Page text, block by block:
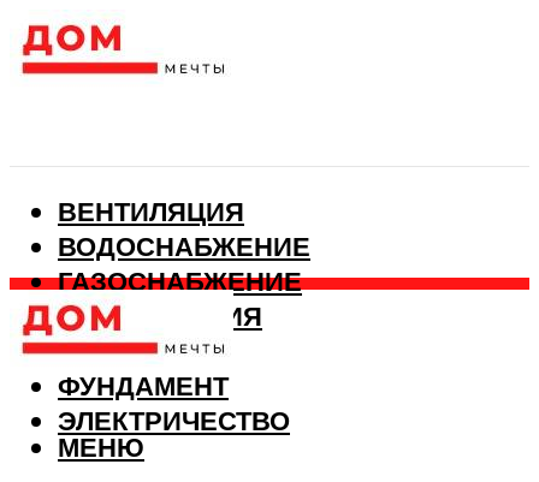
ВЕНТИЛЯЦИЯ
ВОДОСНАБЖЕНИЕ
ГАЗОСНАБЖЕНИЕ
КАНАЛИЗАЦИЯ
ОТОПЛЕНИЕ
ФУНДАМЕНТ
ЭЛЕКТРИЧЕСТВО
МЕНЮ